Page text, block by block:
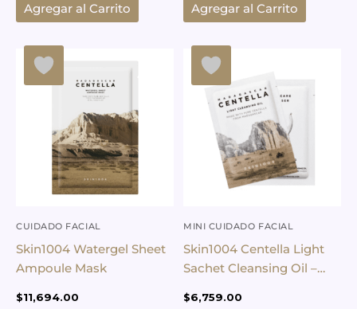
Agregar al Carrito Agregar al Carrito
CUIDADO FACIAL
Skin1004 Watergel Sheet
Ampoule Mask
$11,694.00
MINI CUIDADO FACIAL
Skin1004 Centella Light
Sachet Cleansing Oil –
$6,759.00